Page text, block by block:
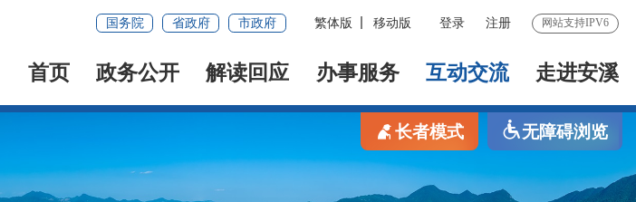
国务院 省政府 市政府 繁体版 移动版 登录 注册 网站支持IPV6
首页 政务公开 解读回应 办事服务 互动交流 走进安溪
长者模式 无障碍浏览